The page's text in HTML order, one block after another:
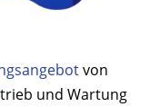
von
und Wartung